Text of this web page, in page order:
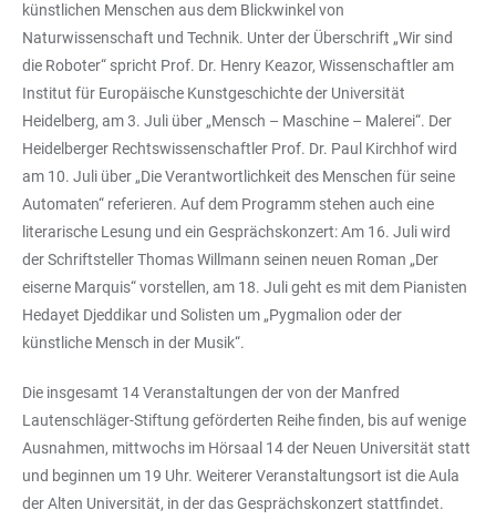
künstlichen Menschen aus dem Blickwinkel von
Naturwissenschaft und Technik. Unter der Überschrift „Wir sind
die Roboter“ spricht Prof. Dr. Henry Keazor, Wissenschaftler am
Institut für Europäische Kunstgeschichte der Universität
Heidelberg, am 3. Juli über „Mensch – Maschine – Malerei“. Der
Heidelberger Rechtswissenschaftler Prof. Dr. Paul Kirchhof wird
am 10. Juli über „Die Verantwortlichkeit des Menschen für seine
Automaten“ referieren. Auf dem Programm stehen auch eine
literarische Lesung und ein Gesprächskonzert: Am 16. Juli wird
der Schriftsteller Thomas Willmann seinen neuen Roman „Der
eiserne Marquis“ vorstellen, am 18. Juli geht es mit dem Pianisten
Hedayet Djeddikar und Solisten um „Pygmalion oder der
künstliche Mensch in der Musik“.
Die insgesamt 14 Veranstaltungen der von der Manfred
Lautenschläger-Stiftung geförderten Reihe finden, bis auf wenige
Ausnahmen, mittwochs im Hörsaal 14 der Neuen Universität statt
und beginnen um 19 Uhr. Weiterer Veranstaltungsort ist die Aula
der Alten Universität, in der das Gesprächskonzert stattfindet.